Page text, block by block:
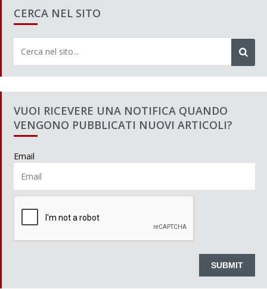
CERCA NEL SITO
VUOI RICEVERE UNA NOTIFICA QUANDO
VENGONO PUBBLICATI NUOVI ARTICOLI?
Email